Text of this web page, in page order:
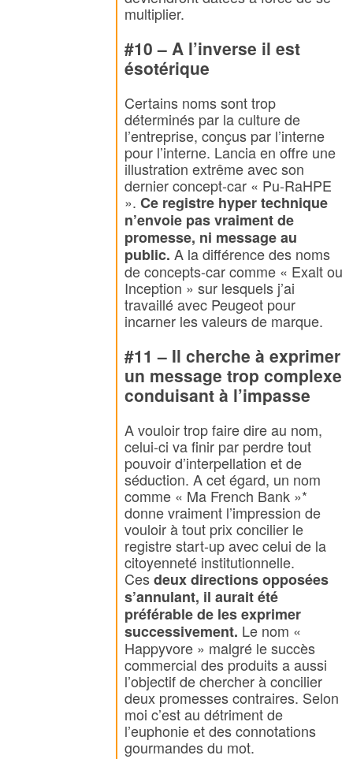
multiplier.
#10 – A l’inverse il est
ésotérique
Certains noms sont trop
déterminés par la culture de
l’entreprise, conçus par l’interne
pour l’interne. Lancia en offre une
illustration extrême avec son
dernier concept-car « Pu-RaHPE
». Ce registre hyper technique
n’envoie pas vraiment de
promesse, ni message au
public. A la différence des noms
de concepts-car comme « Exalt ou
Inception » sur lesquels j’ai
travaillé avec Peugeot pour
incarner les valeurs de marque.
#11 – Il cherche à exprimer
un message trop complexe
conduisant à l’impasse
A vouloir trop faire dire au nom,
celui-ci va finir par perdre tout
pouvoir d’interpellation et de
séduction. A cet égard, un nom
comme « Ma French Bank »*
donne vraiment l’impression de
vouloir à tout prix concilier le
registre start-up avec celui de la
citoyenneté institutionnelle.
Cesdeux directions opposées
s’annulant, il aurait été
préférable de les exprimer
successivement. Le nom «
Happyvore » malgré le succès
commercial des produits a aussi
l’objectif de chercher à concilier
deux promesses contraires. Selon
moi c’est au détriment de
l’euphonie et des connotations
gourmandes du mot.